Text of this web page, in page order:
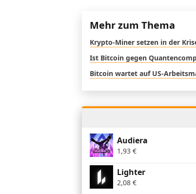
Mehr zum Thema
Krypto-Miner setzen in der
Ist Bitcoin gegen
Bitcoin wartet auf US-
Audiera
1,93 €
Lighter
2,08 €